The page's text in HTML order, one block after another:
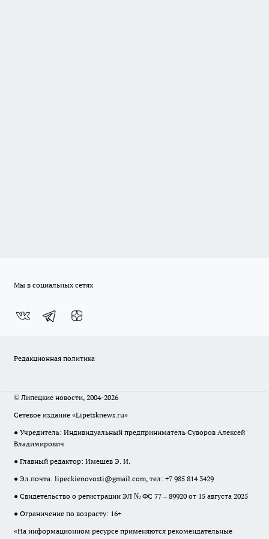
Мы в социальных сетях
Редакционная политика
© Липецкие новости, 2004-2026
Сетевое издание «Lipetsknews.ru»
● Учредитель: Индивидуальный предприниматель Суворов Алексей
Владимирович
● Главный редактор: Имешев Э. И.
● Эл.почта: lipeckienovosti@gmail.com, тел: +7 985 814 3429
● Свидетельство о регистрации ЭЛ № ФС 77 – 89920 от 15 августа 2025
● Ограничение по возрасту: 16+
«На информационном ресурсе применяются рекомендательные